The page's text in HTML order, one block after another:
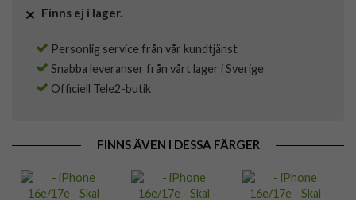
Finns ej i lager.
Personlig service från vår kundtjänst
Snabba leveranser från vårt lager i Sverige
Officiell Tele2-butik
FINNS ÄVEN I DESSA FÄRGER